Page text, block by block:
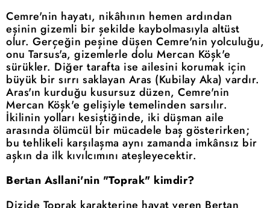
Cemre'nin hayatı, nikâhının hemen ardından
eşinin gizemli bir şekilde kaybolmasıyla altüst
olur. Gerçeğin peşine düşen Cemre'nin yolculuğu,
onu Tarsus'a, gizemlerle dolu Mercan Köşk'e
sürükler. Diğer tarafta ise ailesini korumak için
büyük bir sırrı saklayan Aras (Kubilay Aka) vardır.
Aras'ın kurduğu kusursuz düzen, Cemre'nin
Mercan Köşk'e gelişiyle temelinden sarsılır.
İkilinin yolları kesiştiğinde, iki düşman aile
arasında ölümcül bir mücadele baş gösterirken;
bu tehlikeli karşılaşma aynı zamanda imkânsız bir
aşkın da ilk kıvılcımını ateşleyecektir.
Bertan Asllani'nin "Toprak" kimdir?